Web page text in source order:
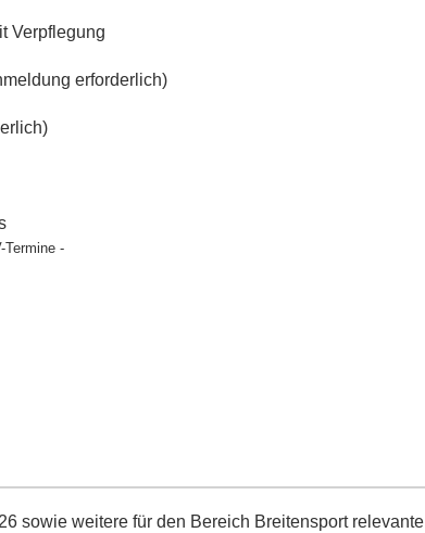
Verpflegung
erforderlich)
Termine -
sowie weitere für den Bereich Breitensport relevante